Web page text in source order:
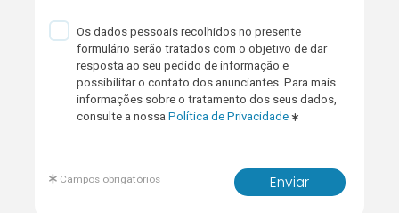
Os dados pessoais recolhidos no presente
formulário serão tratados com o objetivo de dar
resposta ao seu pedido de informação e
possibilitar o contato dos anunciantes. Para mais
informações sobre o tratamento dos seus dados,
consulte a nossaPolítica de Privacidade
Enviar
Campos obrigatórios